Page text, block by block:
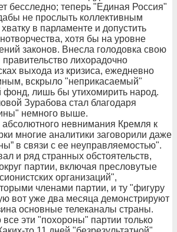
бесследно; теперь "Единая Россия"
не прослыть коллективным
в парламенте и допустить
хотя бы на уровне
законов. Внесла голодовка свою
правительство лихорадочно
выхода из кризиса, ежедневно
вскрыло "неприкасаемый"
фонд, лишь бы утихомирить народ.
Зурабова стал благодаря
немного выше.
абсолютного невнимания Кремля к
многие аналитики заговорили даже
в связи с ее неуправляемостью".
и ряд странных обстоятельств,
партии, включая пресловутые
организаций",
членами партии, и ту "фигуру
вот уже два месяца демонстрируют
основные телеканалы страны.
эти "похороны" партии только